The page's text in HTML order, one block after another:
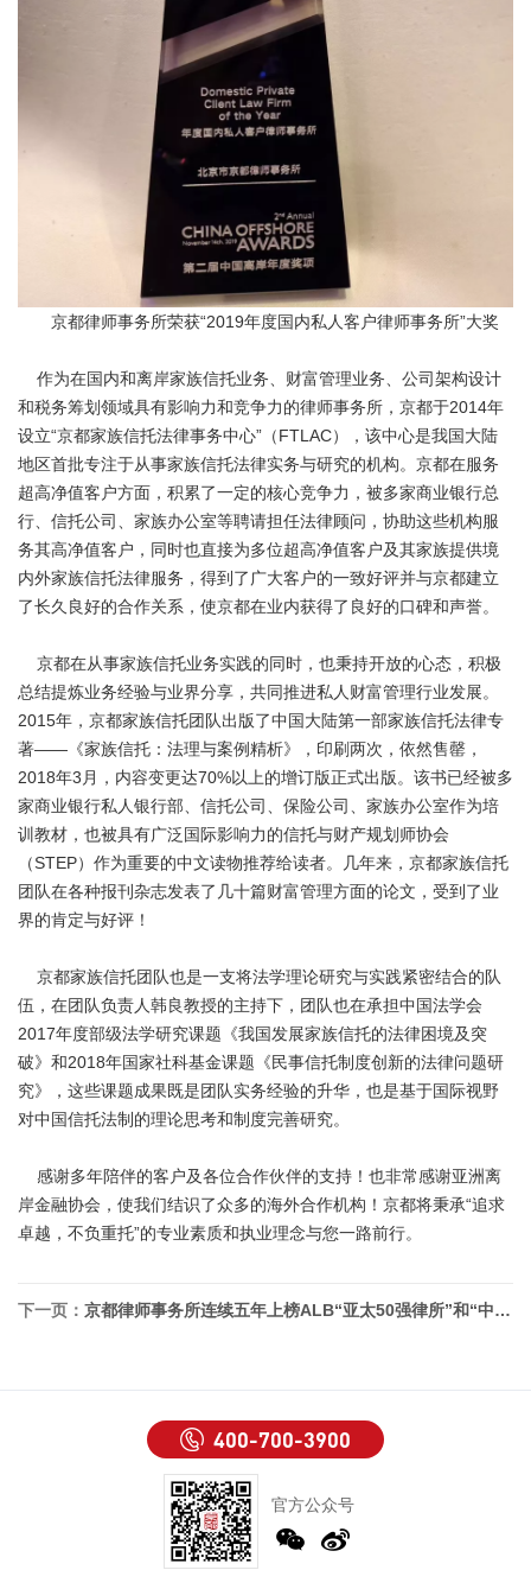
京都律师事务所荣获“2019年度国内私人客户律师事务所”大奖
作为在国内和离岸家族信托业务、财富管理业务、公司架构设计
和税务筹划领域具有影响力和竞争力的律师事务所，京都于2014年
设立“京都家族信托法律事务中心”（FTLAC），该中心是我国大陆
地区首批专注于从事家族信托法律实务与研究的机构。京都在服务
超高净值客户方面，积累了一定的核心竞争力，被多家商业银行总
行、信托公司、家族办公室等聘请担任法律顾问，协助这些机构服
务其高净值客户，同时也直接为多位超高净值客户及其家族提供境
内外家族信托法律服务，得到了广大客户的一致好评并与京都建立
了长久良好的合作关系，使京都在业内获得了良好的口碑和声誉。
京都在从事家族信托业务实践的同时，也秉持开放的心态，积极
总结提炼业务经验与业界分享，共同推进私人财富管理行业发展。
2015年，京都家族信托团队出版了中国大陆第一部家族信托法律专
著——《家族信托：法理与案例精析》，印刷两次，依然售罄，
2018年3月，内容变更达70%以上的增订版正式出版。该书已经被多
家商业银行私人银行部、信托公司、保险公司、家族办公室作为培
训教材，也被具有广泛国际影响力的信托与财产规划师协会
（STEP）作为重要的中文读物推荐给读者。几年来，京都家族信托
团队在各种报刊杂志发表了几十篇财富管理方面的论文，受到了业
界的肯定与好评！
京都家族信托团队也是一支将法学理论研究与实践紧密结合的队
伍，在团队负责人韩良教授的主持下，团队也在承担中国法学会
2017年度部级法学研究课题《我国发展家族信托的法律困境及突
破》和2018年国家社科基金课题《民事信托制度创新的法律问题研
究》，这些课题成果既是团队实务经验的升华，也是基于国际视野
对中国信托法制的理论思考和制度完善研究。
感谢多年陪伴的客户及各位合作伙伴的支持！也非常感谢亚洲离
岸金融协会，使我们结识了众多的海外合作机构！京都将秉承“追求
卓越，不负重托”的专业素质和执业理念与您一路前行。
下一页： 京都律师事务所连续五年上榜ALB“亚太50强律所”和“中国最大30家律所”
400-700-3900
官方公众号